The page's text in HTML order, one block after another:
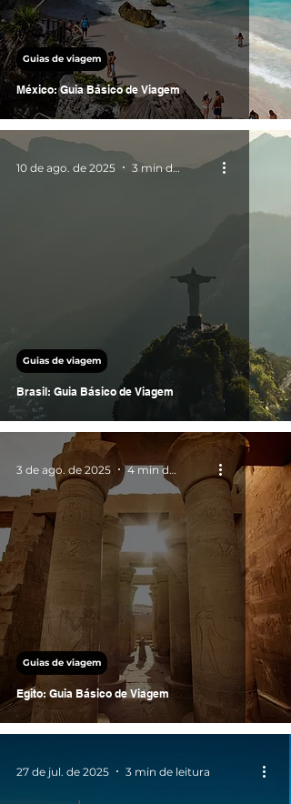
México: Guia Básico de Viagem
Guias de viagem
Brasil: Guia Básico de Viagem
Guias de viagem
10 de ago. de 2025 3 min de leitura
Egito: Guia Básico de Viagem
Guias de viagem
3 de ago. de 2025 4 min de leitura
27 de jul. de 2025 3 min de leitura